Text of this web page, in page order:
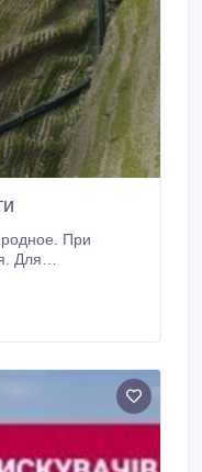
При
Для